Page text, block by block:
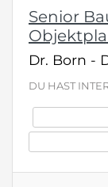
Senior
Dr. Born -